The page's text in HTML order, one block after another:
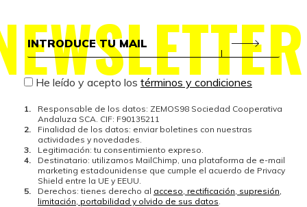
He leído y acepto los términos y condiciones
Responsable de los datos: ZEMOS98 Sociedad Cooperativa
Andaluza SCA. CIF: F90135211
Finalidad de los datos: enviar boletines con nuestras
actividades y novedades.
Legitimación: tu consentimiento expreso.
Destinatario: utilizamos MailChimp, una plataforma de e-mail
marketing estadounidense que cumple el acuerdo de Privacy
Shield entre la UE y EEUU.
Derechos: tienes derecho al acceso, rectificación, supresión,
limitación, portabilidad y olvido de sus datos